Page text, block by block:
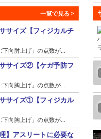
サイズ【フィジカルチ
向肘上げ」の点数が...
サイズ②【ケガ予防フ
向胸上げ」の点数が...
サイズ①【フィジカル
向胸上げ」の点数が...
】アスリートに必要な